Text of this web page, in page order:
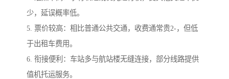
少，延误概率低。
5. 票价较高：相比普通公共交通，收费通常贵2-，但低
于出租车费用。
6. 衔接便利：车站多与航站楼无缝连接，部分线路提供
值机托运服务。